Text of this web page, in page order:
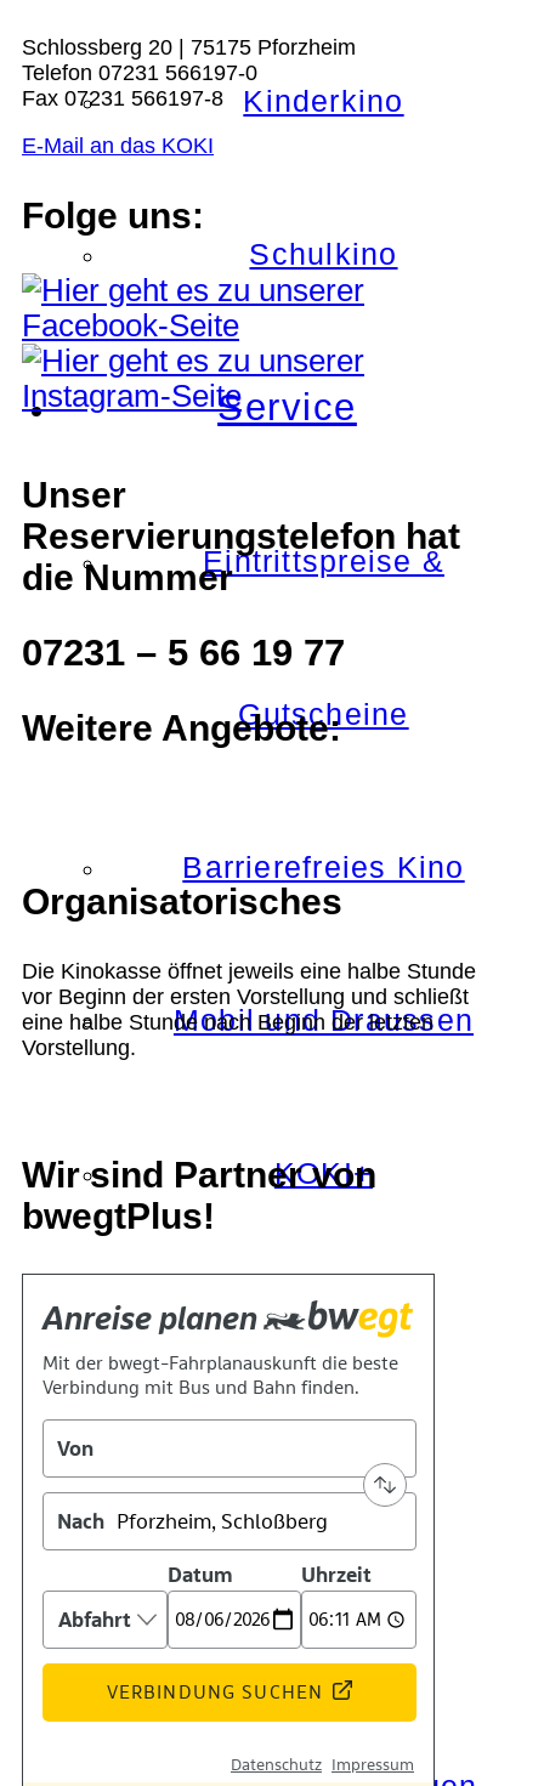
Kinderkino
Schulkino
Service
Eintrittspreise &
Gutscheine
Barrierefreies Kino
Mobil und Draussen
KOKI+
Kontakt
Kino
Das Team
Schlossberg 20 | 75175 Pforzheim
Telefon 07231 566197-0
Fax 07231 566197-8
E-Mail an das KOKI
Folge uns:
Unser
Reservierungstelefon hat
die Nummer
07231 – 5 66 19 77
Weitere Angebote:
Organisatorisches
Die Kinokasse öffnet jeweils eine halbe Stunde
vor Beginn der ersten Vorstellung und schließt
eine halbe Stunde nach Beginn der letzten
Vorstellung.
Wir sind Partner von
bwegtPlus!